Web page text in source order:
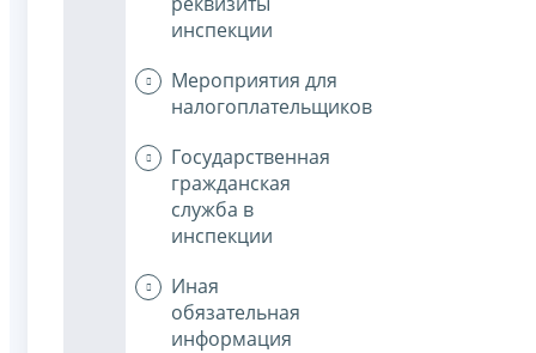
инспекции
Мероприятия для
налогоплательщиков
Государственная
гражданская
служба в
инспекции
Иная
обязательная
информация